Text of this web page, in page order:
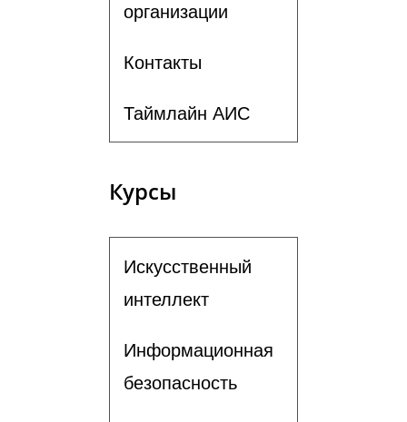
организации
Контакты
Таймлайн АИС
Курсы
Искусственный
интеллект
Информационная
безопасность